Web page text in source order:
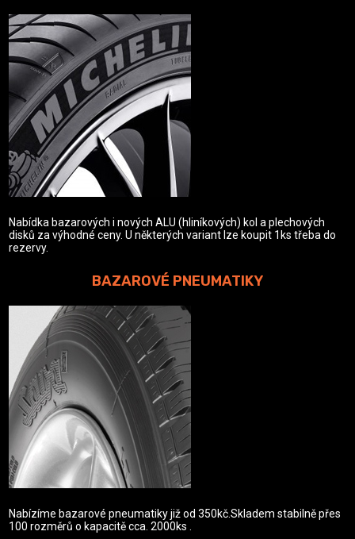
Nabídka bazarových i nových ALU (hliníkových) kol a plechových
disků za výhodné ceny. U některých variant lze koupit 1ks třeba do
rezervy.
BAZAROVÉ PNEUMATIKY
Nabízíme bazarové pneumatiky již od 350kč.Skladem stabilně přes
100 rozměrů o kapacitě cca. 2000ks .